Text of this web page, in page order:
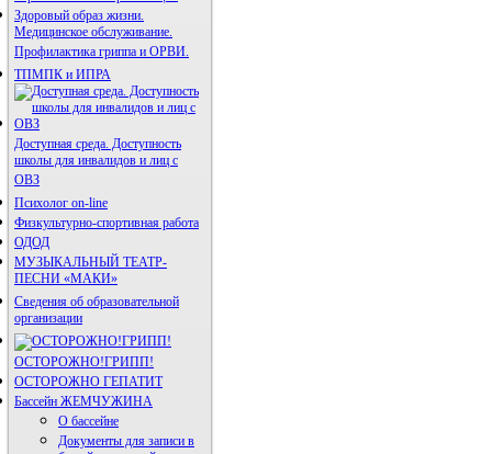
Здоровый образ жизни.
Медицинское обслуживание.
Профилактика гриппа и ОРВИ.
ТПМПК и ИПРА
Доступная среда. Доступность
школы для инвалидов и лиц с
ОВЗ
Психолог on-line
Физкультурно-спортивная работа
ОДОД
МУЗЫКАЛЬНЫЙ ТЕАТР-
ПЕСНИ «МАКИ»
Сведения об образовательной
организации
ОСТОРОЖНО!ГРИПП!
ОСТОРОЖНО ГЕПАТИТ
Бассейн ЖЕМЧУЖИНА
О бассейне
Документы для записи в